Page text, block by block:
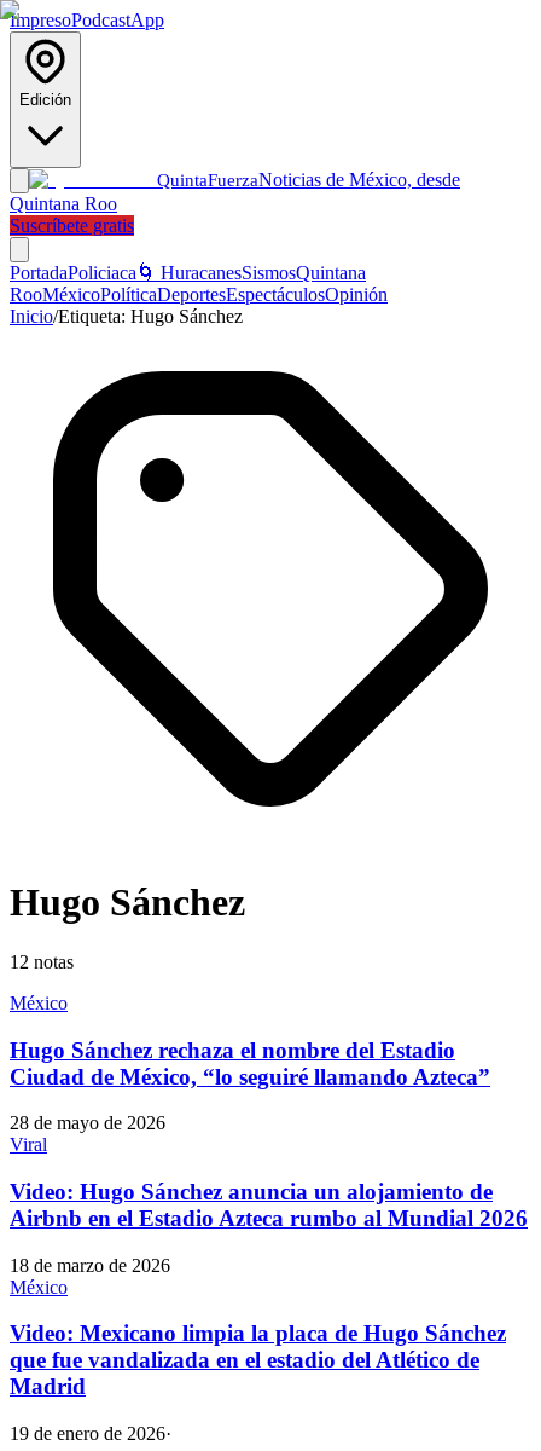
ImpresoPodcastApp
Edición
QuintaFuerzaNoticias de México, desde
Quintana Roo
Suscríbete gratis
PortadaPoliciaca 🌀 HuracanesSismosQuintana
RooMéxicoPolíticaDeportesEspectáculosOpinión
Inicio/Etiqueta: Hugo Sánchez
Hugo Sánchez
12 notas
México
Hugo Sánchez rechaza el nombre del Estadio
Ciudad de México, “lo seguiré llamando Azteca”
28 de mayo de 2026
Viral
Video: Hugo Sánchez anuncia un alojamiento de
Airbnb en el Estadio Azteca rumbo al Mundial 2026
18 de marzo de 2026
México
Video: Mexicano limpia la placa de Hugo Sánchez
que fue vandalizada en el estadio del Atlético de
Madrid
19 de enero de 2026·